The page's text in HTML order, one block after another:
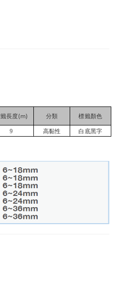
長度(m) 分類 標籤顏色
9 高黏性 白底黑字